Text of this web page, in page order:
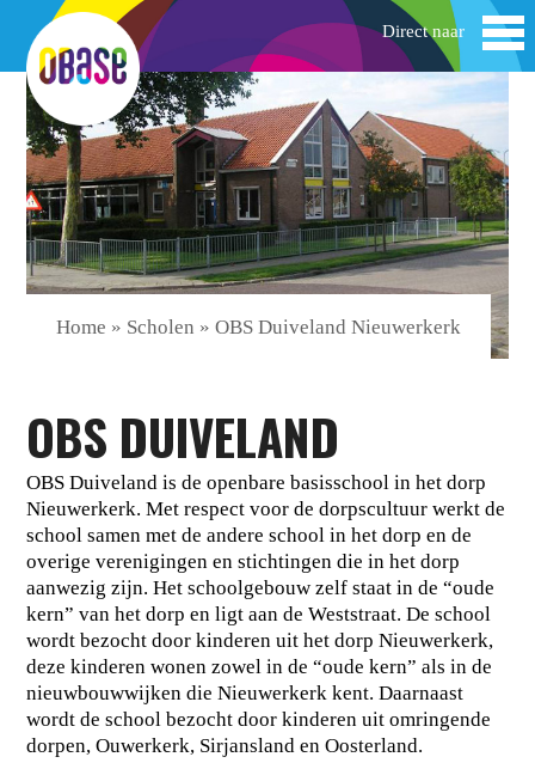
Home » Scholen »OBS Duiveland Nieuwerkerk
OBS DUIVELAND
OBS Duiveland is de openbare basisschool in het dorp
Nieuwerkerk. Met respect voor de dorpscultuur werkt de
school samen met de andere school in het dorp en de
overige verenigingen en stichtingen die in het dorp
aanwezig zijn. Het schoolgebouw zelf staat in de “oude
kern” van het dorp en ligt aan de Weststraat. De school
wordt bezocht door kinderen uit het dorp Nieuwerkerk,
deze kinderen wonen zowel in de “oude kern” als in de
nieuwbouwwijken die Nieuwerkerk kent. Daarnaast
wordt de school bezocht door kinderen uit omringende
dorpen, Ouwerkerk, Sirjansland en Oosterland.